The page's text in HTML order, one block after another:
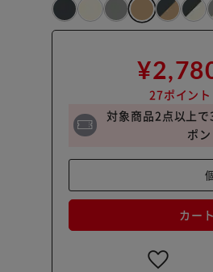
27ポイント
対象商品2点以上
ポン
カー